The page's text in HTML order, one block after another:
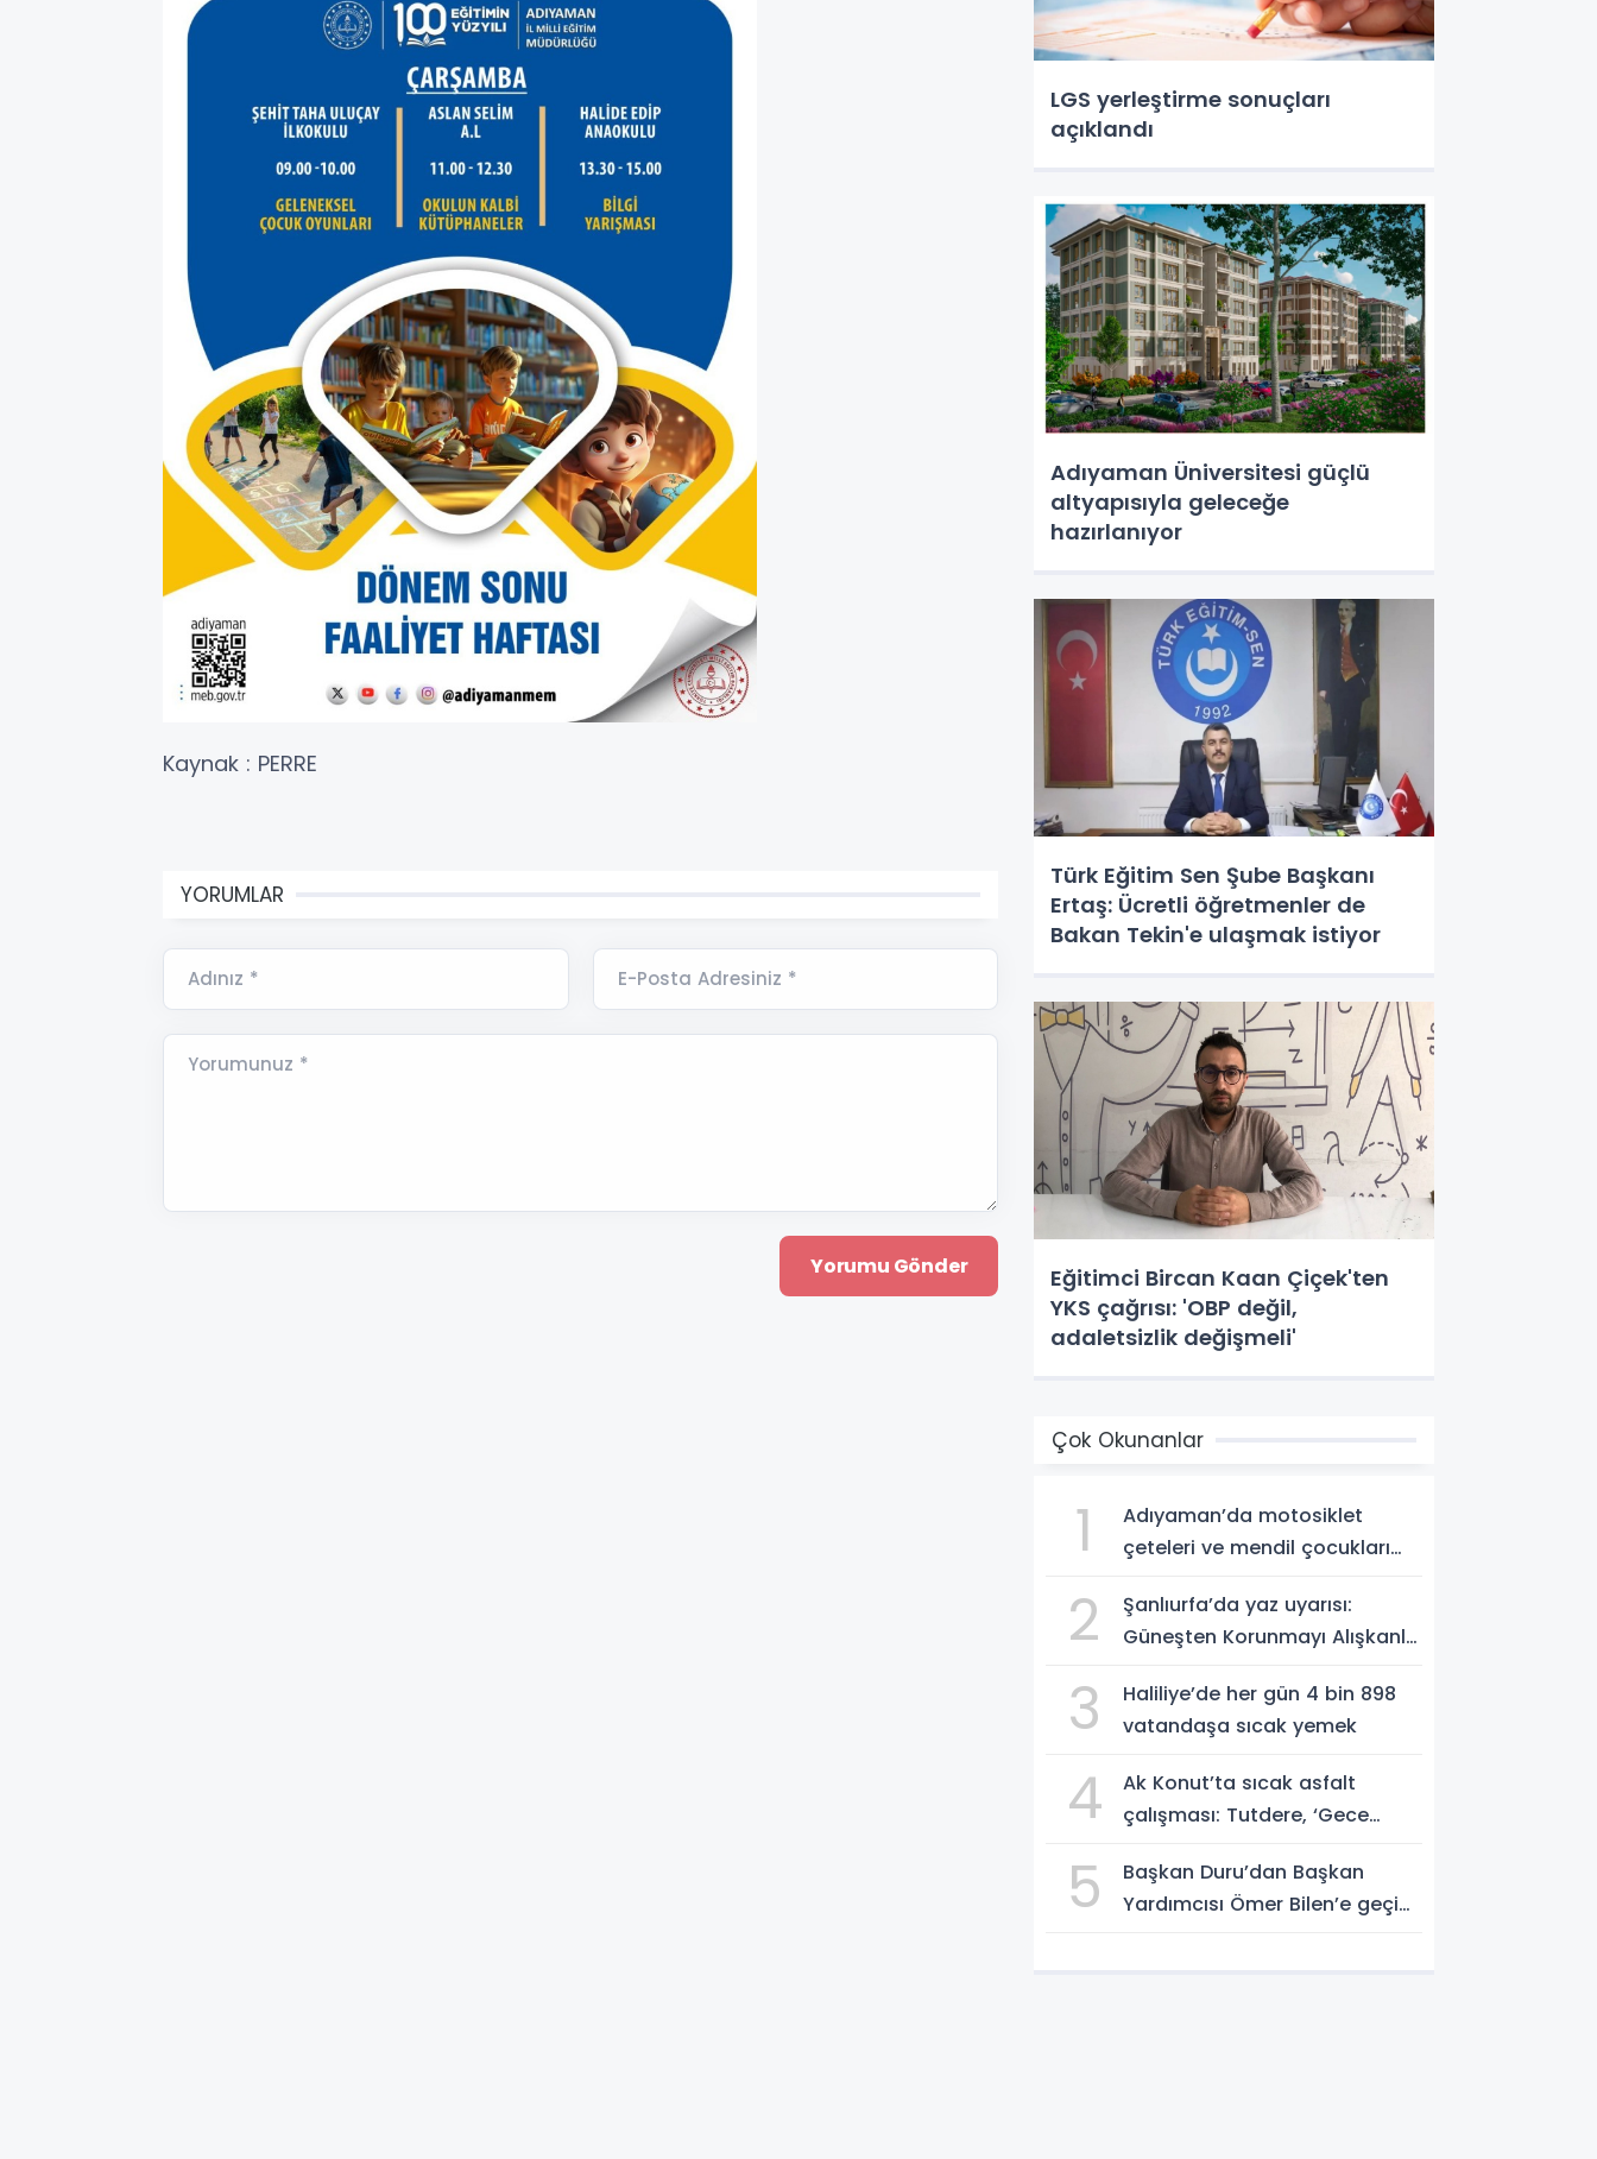
Kaynak : PERRE
YORUMLAR
Adınız * E-Posta Adresiniz *
Yorumunuz *
LGS yerleştirme sonuçları
açıklandı
Adıyaman Üniversitesi güçlü
altyapısıyla geleceğe
hazırlanıyor
Türk Eğitim Sen Şube Başkanı
Ertaş: Ücretli öğretmenler de
Bakan Tekin'e ulaşmak istiyor
Eğitimci Bircan Kaan Çiçek'ten
YKS çağrısı: 'OBP değil,
adaletsizlik değişmeli'
Çok Okunanlar
1
Adıyaman’da motosiklet
çeteleri ve mendil çocukları
2
Şanlıurfa’da yaz uyarısı:
Güneşten Korunmayı Alışkanlık
3
Haliliye’de her gün 4 bin 898
vatandaşa sıcak yemek
4
Ak Konut’ta sıcak asfalt
çalışması: Tutdere, ‘Gece
5
Başkan Duru’dan Başkan
Yardımcısı Ömer Bilen’e geçici